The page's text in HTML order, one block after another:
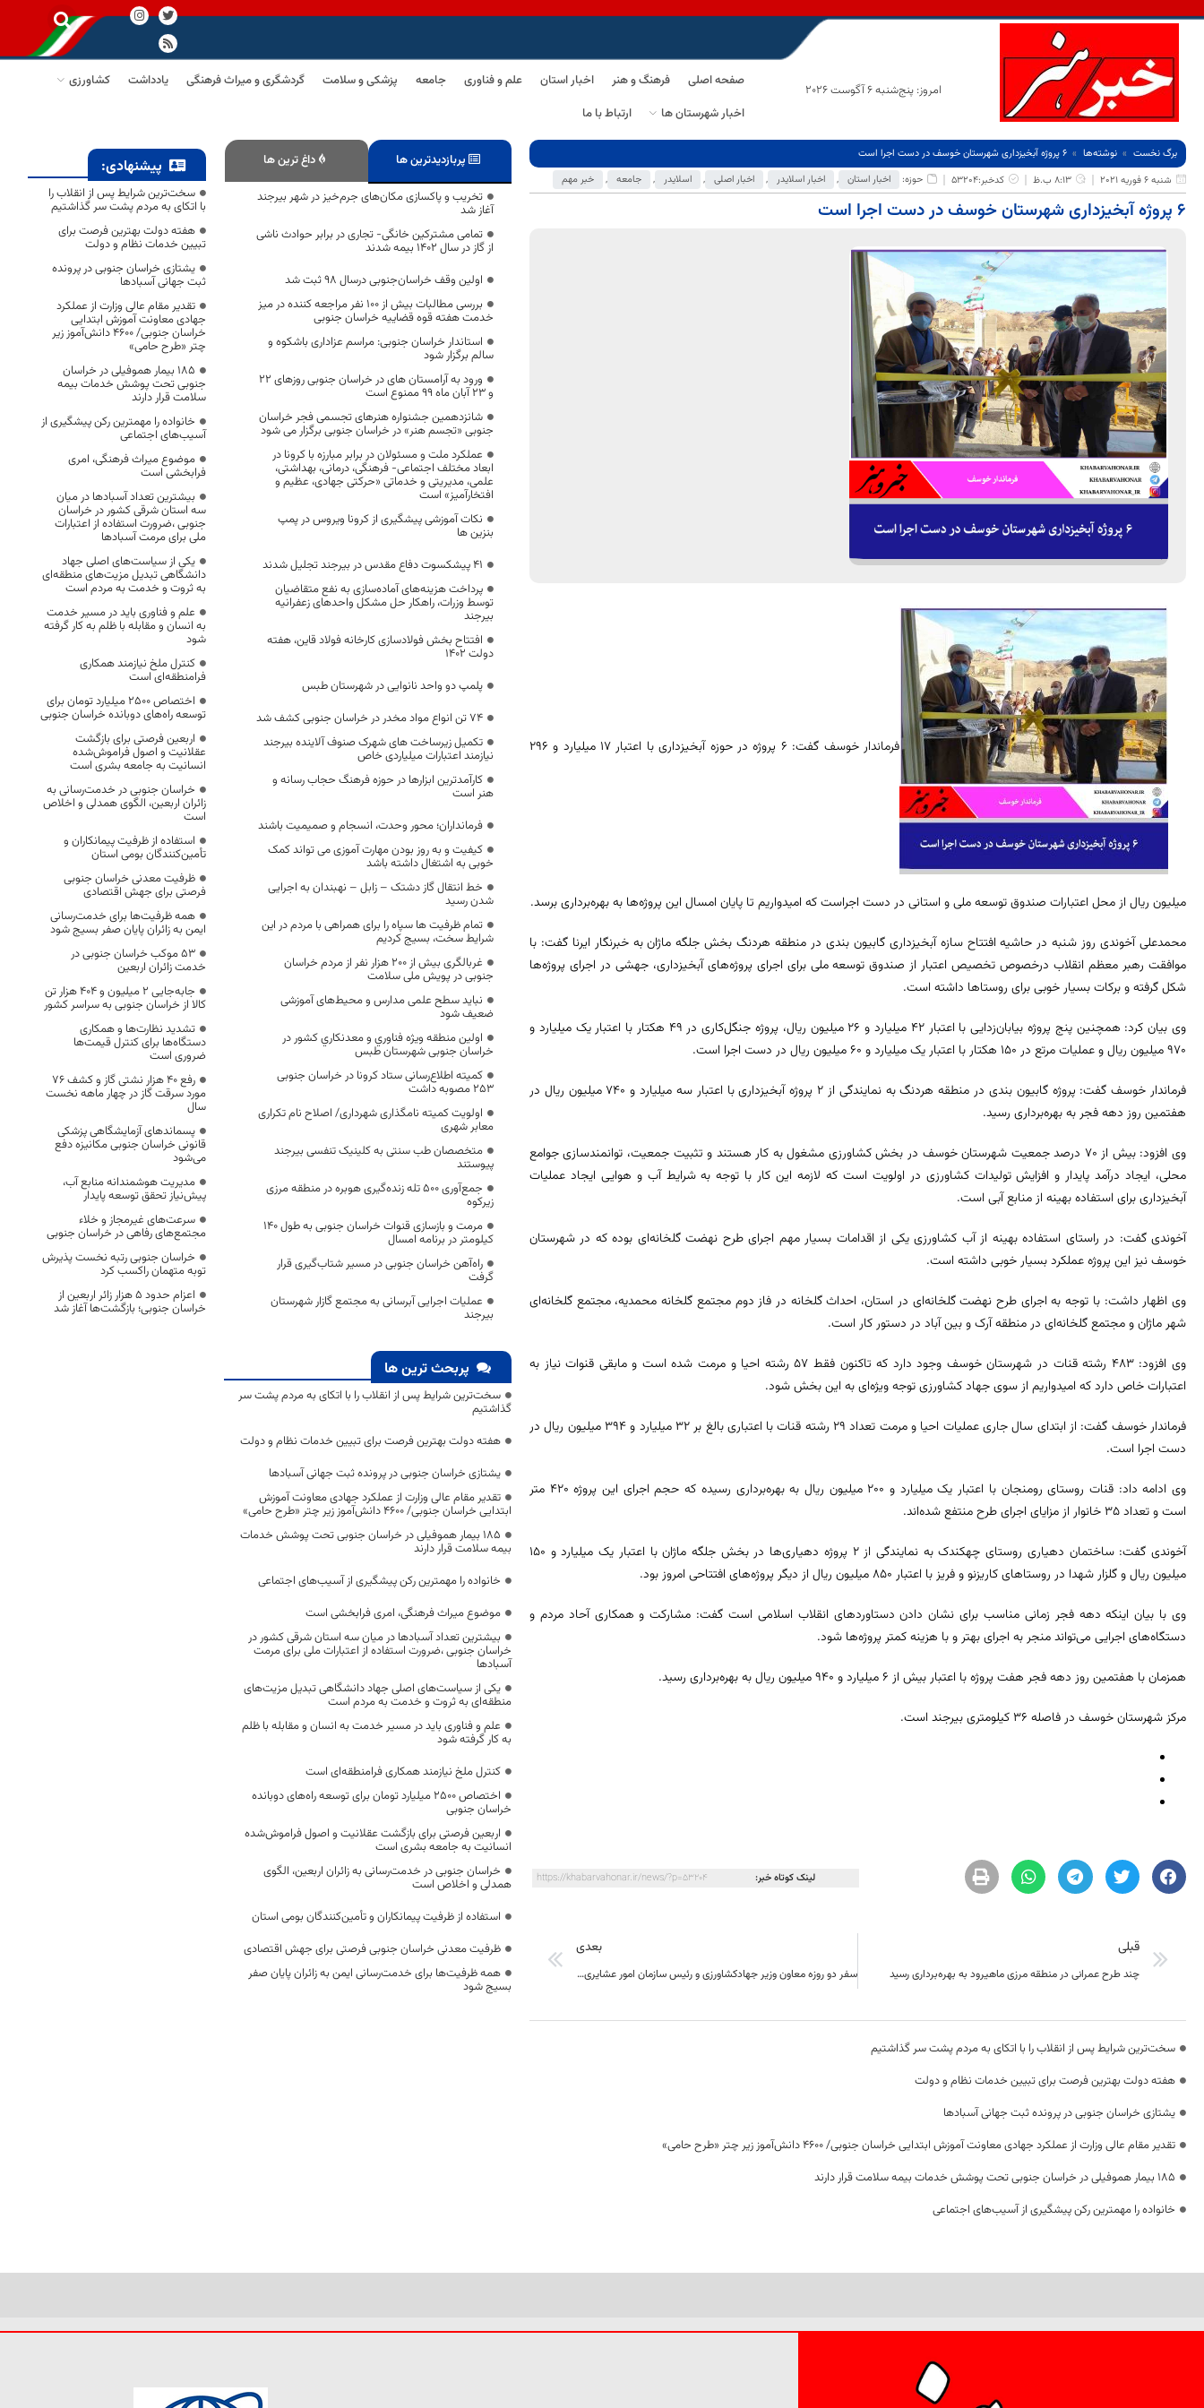
امروز: پنج‌شنبه 6 آگوست 2026
صفحه اصلی فرهنگ و هنر اخبار استان علم و فناوری جامعه پزشکی و سلامت گردشگری و میراث فرهنگی یادداشت
کشاورزی
اخبار شهرستان ها
ارتباط با ما
برگ نخست نوشته‌ها
۶ پروژه آبخیزداری شهرستان خوسف در دست اجرا است
شنبه 6 فوریه 2021
8:13 ب.ظ کدخبر:53204 حوزه: اخبار استان , اخبار اسلایدر , اخبار اصلی , اسلایدر , جامعه , خبر مهم
۶ پروژه آبخیزداری شهرستان خوسف در دست اجرا است
فرماندار خوسف گفت: ۶ پروژه در حوزه آبخیزداری با اعتبار ۱۷ میلیارد و ۲۹۶
میلیون ریال از محل اعتبارات صندوق توسعه ملی و استانی در دست اجراست که امیدواریم تا پایان امسال این پروژه‌ها به بهره‌برداری برسد.
محمدعلی آخوندی روز شنبه در حاشیه افتتاح سازه آبخیزداری گابیون بندی در منطقه هردنگ بخش جلگه ماژان به خبرنگار ایرنا گفت: با
موافقت رهبر معظم انقلاب درخصوص تخصیص اعتبار از صندوق توسعه ملی برای اجرای پروژه‌های آبخیزداری، جهشی در اجرای پروژه‌ها
شکل گرفته و برکات بسیار خوبی برای روستاها داشته است.
وی بیان کرد: همچنین پنج پروژه بیابان‌زدایی با اعتبار ۴۲ میلیارد و ۲۶ میلیون ریال، پروژه جنگل‌کاری در ۴۹ هکتار با اعتبار یک میلیارد و
۹۷۰ میلیون ریال و عملیات مرتع در ۱۵۰ هکتار با اعتبار یک میلیارد و ۶۰ میلیون ریال در دست اجرا است.
فرماندار خوسف گفت: پروژه گابیون بندی در منطقه هردنگ به نمایندگی از ۲ پروژه آبخیزداری با اعتبار سه میلیارد و ۷۴۰ میلیون ریال در
هفتمین روز دهه فجر به بهره‌برداری رسید.
وی افزود: بیش از ۷۰ درصد جمعیت شهرستان خوسف در بخش کشاورزی مشغول به کار هستند و تثبیت جمعیت، توانمندسازی جوامع
محلی، ایجاد درآمد پایدار و افزایش تولیدات کشاورزی در اولویت است که لازمه این کار با توجه به شرایط آب و هوایی ایجاد عملیات
آبخیزداری برای استفاده بهینه از منابع آبی است.
آخوندی گفت: در راستای استفاده بهینه از آب کشاورزی یکی از اقدامات بسیار مهم اجرای طرح نهضت گلخانه‌ای بوده که در شهرستان
خوسف نیز این پروژه عملکرد بسیار خوبی داشته است.
وی اظهار داشت: با توجه به اجرای طرح نهضت گلخانه‌ای در استان، احداث گلخانه در فاز دوم مجتمع گلخانه محمدیه، مجتمع گلخانه‌ای
شهر ماژان و مجتمع گلخانه‌ای در منطقه آرک و بین آباد در دستور کار است.
وی افزود: ۴۸۳ رشته قنات در شهرستان خوسف وجود دارد که تاکنون فقط ۵۷ رشته احیا و مرمت شده است و مابقی قنوات نیاز به
اعتبارات خاص دارد که امیدواریم از سوی جهاد کشاورزی توجه ویژه‌ای به این بخش شود.
فرماندار خوسف گفت: از ابتدای سال جاری عملیات احیا و مرمت تعداد ۲۹ رشته قنات با اعتباری بالغ بر ۳۲ میلیارد و ۳۹۴ میلیون ریال در
دست اجرا است.
وی ادامه داد: قنات روستای رومنجان با اعتبار یک میلیارد و ۲۰۰ میلیون ریال به بهره‌برداری رسیده که حجم اجرای این پروژه ۴۲۰ متر
است و تعداد ۳۵ خانوار از مزایای اجرای طرح منتفع شده‌اند.
آخوندی گفت: ساختمان دهیاری روستای چهکندک به نمایندگی از ۲ پروژه دهیاری‌ها در بخش جلگه ماژان با اعتبار یک میلیارد و ۱۵۰
میلیون ریال و گلزار شهدا در روستاهای کاریزنو و فریز با اعتبار ۸۵۰ میلیون ریال از دیگر پروژه‌های افتتاحی امروز بود.
وی با بیان اینکه دهه فجر زمانی مناسب برای نشان دادن دستاوردهای انقلاب اسلامی است گفت: مشارکت و همکاری آحاد مردم و
دستگاه‌های اجرایی می‌تواند منجر به اجرای بهتر و با هزینه کمتر پروژه‌ها شود.
همزمان با هفتمین روز دهه فجر هفت پروژه با اعتبار بیش از ۶ میلیارد و ۹۴۰ میلیون ریال به بهره‌برداری رسید.
مرکز شهرستان خوسف در فاصله ۳۶ کیلومتری بیرجند است.
لینک کوتاه خبر: https://khabarvahonar.ir/news/?p=53204
قبلی
چند طرح عمرانی در منطقه مرزی ماهیرود به بهره‌برداری رسید
بعدی
سفر دو روزه معاون وزیر جهادکشاورزی و رئیس سازمان امور عشایری کشور به خراسان جنوبی
سخت‌ترین شرایط پس از انقلاب را با اتکای به مردم پشت سر گذاشتیم
هفته دولت بهترین فرصت برای تبیین خدمات نظام و دولت
یشتازی خراسان جنوبی در پرونده ثبت جهانی آسبادها
تقدیر مقام عالی وزارت از عملکرد جهادی معاونت آموزش ابتدایی خراسان جنوبی/ ۴۶۰۰ دانش‌آموز زیر چتر «طرح حامی»
۱۸۵ بیمار هموفیلی در خراسان جنوبی تحت پوشش خدمات بیمه سلامت قرار دارند
خانواده را مهمترین رکن پیشگیری از آسیب‌های اجتماعی
پربازدیدترین ها داغ ترین ها
تخریب و پاکسازی مکان‌های جرم‌خیز در شهر بیرجند
آغاز شد
تمامی مشترکین خانگی- تجاری در برابر حوادث ناشی
از گاز در سال 1402 بیمه شدند
اولین وقف خراسان‌جنوبی درسال 98 ثبت شد
بررسی مطالبات بیش از ۱۰۰ نفر مراجعه کننده در میز
خدمت هفته قوه قضاییه خراسان جنوبی
استاندار خراسان جنوبی: مراسم عزاداری باشکوه و
سالم برگزار شود
ورود به آرامستان های در خراسان جنوبی روزهای 22
و 23 آبان ماه 99 ممنوع است
شانزدهمین جشنواره هنرهای تجسمی فجر خراسان
جنوبی «تجسم هنر» در خراسان جنوبی برگزار می شود
عملکرد ملت و مسئولان در برابر مبارزه با کرونا در
ابعاد مختلف اجتماعی- فرهنگی، درمانی، بهداشتی،
علمی، مدیریتی و خدماتی «حرکتی جهادی، عظیم و
افتخارآمیز» است
نکات آموزشی پیشگیری از کرونا ویروس در پمپ
بنزین ها
۴۱ پیشکسوت دفاع مقدس در بیرجند تجلیل شدند
پرداخت هزینه‌های آماده‌سازی به نفع متقاضیان
توسط وزرات، راهکار حل مشکل واحد‌های زعفرانیه
بیرجند
افتتاح بخش فولادسازی کارخانه فولاد قاین، هفته
دولت 1402
پلمپ دو‌ واحد نانوایی در شهرستان طبس
۷۴ تن انواع مواد مخدر در خراسان جنوبی کشف شد
تکمیل زیرساخت های شهرک صنوف آلاینده بیرجند
نیازمند اعتبارات میلیاردی خاص
کارآمدترین ابزارها در حوزه فرهنگ حجاب رسانه و
هنر است
فرمانداران؛ محور وحدت، انسجام و صمیمیت باشند
کیفیت و به روز بودن مهارت آموزی می تواند کمک
خوبی به اشتغال داشته باشد
خط انتقال گاز دشتک – زابل – نهبندان به اجرایی
شدن رسید
تمام ظرفیت ها سپاه را برای همراهی با مردم در این
شرایط سخت، بسیج کردیم
غربالگری بیش از ۲۰۰ هزار نفر از مردم خراسان
جنوبی در پویش ملی سلامت
نباید سطح علمی مدارس و محیط‌های آموزشی
ضعیف شود
اولين منطقه ويژه فناوري و معدنكاري كشور در
خراسان جنوبی شهرستان طبس
کمیته اطلاع‌رسانی ستاد کرونا در خراسان جنوبی
۲۵۳ مصوبه داشت
اولویت کمیته نامگذاری شهرداری/ اصلاح نام تکراری
معابر شهری
متخصصان طب سنتی به کلینیک تنفسی بیرجند
پیوستند
جمع‌آوری ۵۰۰ تله زنده‌گیری هوبره در منطقه مرزی
زیرکوه
مرمت و بازسازی قنوات خراسان جنوبی به طول ۱۴۰
کیلومتر در برنامه امسال
راه‌آهن خراسان جنوبی در مسیر شتاب‌گیری قرار
گرفت
عملیات اجرایی آبرسانی به مجتمع گازار شهرستان
بیرجند
پربحث ترین ها
سخت‌ترین شرایط پس از انقلاب را با اتکای به مردم پشت سر
گذاشتیم
هفته دولت بهترین فرصت برای تبیین خدمات نظام و دولت
یشتازی خراسان جنوبی در پرونده ثبت جهانی آسبادها
تقدیر مقام عالی وزارت از عملکرد جهادی معاونت آموزش
ابتدایی خراسان جنوبی/ ۴۶۰۰ دانش‌آموز زیر چتر «طرح حامی»
۱۸۵ بیمار هموفیلی در خراسان جنوبی تحت پوشش خدمات
بیمه سلامت قرار دارند
خانواده را مهمترین رکن پیشگیری از آسیب‌های اجتماعی
موضوع میراث فرهنگی، امری فرابخشی است
بیشترین تعداد آسبادها در میان سه استان شرقی کشور در
خراسان جنوبی ،ضرورت استفاده از اعتبارات ملی برای مرمت
آسبادها
یکی از سیاست‌های اصلی جهاد دانشگاهی تبدیل مزیت‌های
منطقه‌ای به ثروت و خدمت به مردم است
علم و فناوری باید در مسیر خدمت به انسان و مقابله با ظلم
به کار گرفته شود
کنترل ملخ نیازمند همکاری فرامنطقه‌ای است
اختصاص 2500 میلیارد تومان برای توسعه راه‌های دوبانده
خراسان جنوبی
اربعین فرصتی برای بازگشت عقلانیت و اصول فراموش‌شده
انسانیت به جامعه بشری است
خراسان جنوبی در خدمت‌رسانی به زائران اربعین، الگوی
همدلی و اخلاص است
استفاده از ظرفیت پیمانکاران و تأمین‌کنندگان بومی استان
ظرفیت معدنی خراسان جنوبی فرصتی برای جهش اقتصادی
همه ظرفیت‌ها برای خدمت‌رسانی ایمن به زائران پایان صفر
بسیج شود
پیشنهادی:
سخت‌ترین شرایط پس از انقلاب را
با اتکای به مردم پشت سر گذاشتیم
هفته دولت بهترین فرصت برای
تبیین خدمات نظام و دولت
یشتازی خراسان جنوبی در پرونده
ثبت جهانی آسبادها
تقدیر مقام عالی وزارت از عملکرد
جهادی معاونت آموزش ابتدایی
خراسان جنوبی/ ۴۶۰۰ دانش‌آموز زیر
چتر «طرح حامی»
۱۸۵ بیمار هموفیلی در خراسان
جنوبی تحت پوشش خدمات بیمه
سلامت قرار دارند
خانواده را مهمترین رکن پیشگیری از
آسیب‌های اجتماعی
موضوع میراث فرهنگی، امری
فرابخشی است
بیشترین تعداد آسبادها در میان
سه استان شرقی کشور در خراسان
جنوبی ،ضرورت استفاده از اعتبارات
ملی برای مرمت آسبادها
یکی از سیاست‌های اصلی جهاد
دانشگاهی تبدیل مزیت‌های منطقه‌ای
به ثروت و خدمت به مردم است
علم و فناوری باید در مسیر خدمت
به انسان و مقابله با ظلم به کار گرفته
شود
کنترل ملخ نیازمند همکاری
فرامنطقه‌ای است
اختصاص 2500 میلیارد تومان برای
توسعه راه‌های دوبانده خراسان جنوبی
اربعین فرصتی برای بازگشت
عقلانیت و اصول فراموش‌شده
انسانیت به جامعه بشری است
خراسان جنوبی در خدمت‌رسانی به
زائران اربعین، الگوی همدلی و اخلاص
است
استفاده از ظرفیت پیمانکاران و
تأمین‌کنندگان بومی استان
ظرفیت معدنی خراسان جنوبی
فرصتی برای جهش اقتصادی
همه ظرفیت‌ها برای خدمت‌رسانی
ایمن به زائران پایان صفر بسیج شود
53 موکب خراسان جنوبی در
خدمت زائران اربعین
جابه‌جایی 2 میلیون و 404 هزار تن
کالا از خراسان جنوبی به سراسر کشور
تشدید نظارت‌ها و همکاری
دستگاه‌ها برای کنترل قیمت‌ها
ضروری است
رفع 40 هزار نشتی گاز و کشف 76
مورد سرقت گاز در چهار ماهه نخست
سال
پسماندهای آزمایشگاهی پزشکی
قانونی خراسان جنوبی مکانیزه دفع
می‌شود
مدیریت هوشمندانه منابع آب،
پیش‌نیاز تحقق توسعه پایدار
سرعت‌های غیرمجاز و خلاء
مجتمع‌های رفاهی در خراسان جنوبی
خراسان جنوبی رتبه نخست پذیرش
توبه متهمان راکسب کرد
اعزام حدود 5 هزار زائر اربعین از
خراسان جنوبی؛ بازگشت‌ها آغاز شد